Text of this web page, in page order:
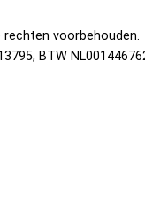
voorbehouden.
BTW